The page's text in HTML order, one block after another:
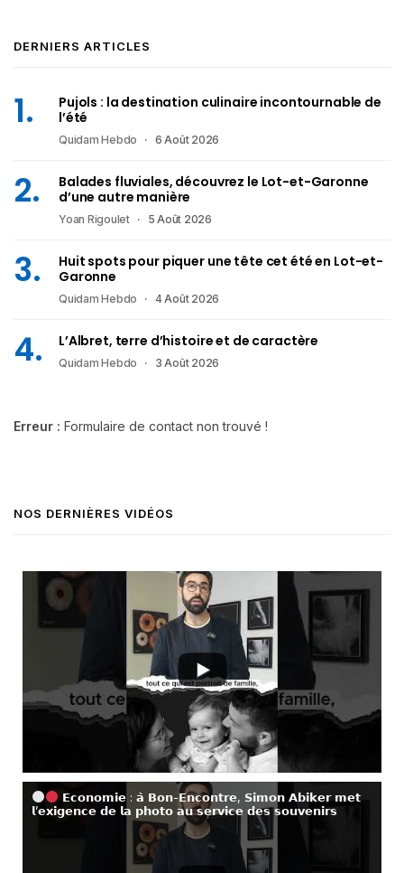
DERNIERS ARTICLES
Pujols : la destination culinaire incontournable de
l’été
Quidam Hebdo 6 Août 2026
Balades fluviales, découvrez le Lot-et-Garonne
d’une autre manière
Yoan Rigoulet 5 Août 2026
Huit spots pour piquer une tête cet été en Lot-et-
Garonne
Quidam Hebdo 4 Août 2026
L’Albret, terre d’histoire et de caractère
Quidam Hebdo 3 Août 2026
Erreur : Formulaire de contact non trouvé !
NOS DERNIÈRES VIDÉOS
𝗘𝗰𝗼𝗻𝗼𝗺𝗶𝗲 : 𝗮̀ 𝗕𝗼𝗻-𝗘𝗻𝗰𝗼𝗻𝘁𝗿𝗲, 𝗦𝗶𝗺𝗼𝗻 𝗔𝗯𝗶𝗸𝗲𝗿 𝗺𝗲𝘁
𝗹’𝗲𝘅𝗶𝗴𝗲𝗻𝗰𝗲 𝗱𝗲 𝗹𝗮 𝗽𝗵𝗼𝘁𝗼 𝗮𝘂 𝘀𝗲𝗿𝘃𝗶𝗰𝗲 𝗱𝗲𝘀 𝘀𝗼𝘂𝘃𝗲𝗻𝗶𝗿𝘀